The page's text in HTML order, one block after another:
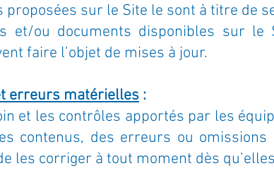
proposées sur le Site le sont à titre de
et/ou documents disponibles sur
faire l’objet de mises à jour.
erreurs matérielles :
et les contrôles apportés par les
contenus, des erreurs ou omissions
les corriger à tout moment dès